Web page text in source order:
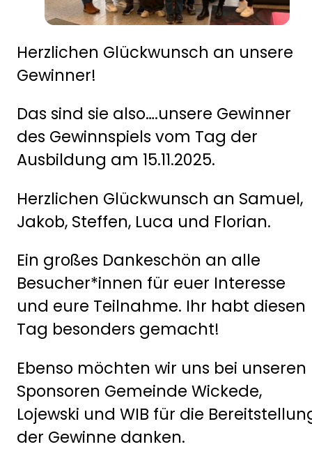
Herzlichen Glückwunsch an unsere
Gewinner!
Das sind sie also….unsere Gewinner
des Gewinnspiels vom Tag der
Ausbildung am 15.11.2025.
Herzlichen Glückwunsch an Samuel,
Jakob, Steffen, Luca und Florian.
Ein großes Dankeschön an alle
Besucher*innen für euer Interesse
und eure Teilnahme. Ihr habt diesen
Tag besonders gemacht!
Ebenso möchten wir uns bei unseren
Sponsoren Gemeinde Wickede,
Lojewski und WIB für die
der Gewinne danken.